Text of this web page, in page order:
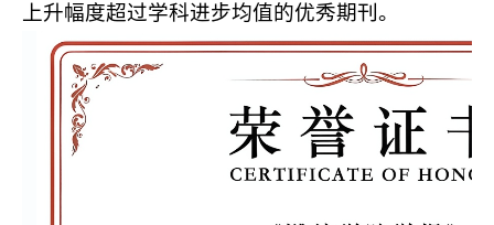
上升幅度超过学科进步均值的优秀期刊。